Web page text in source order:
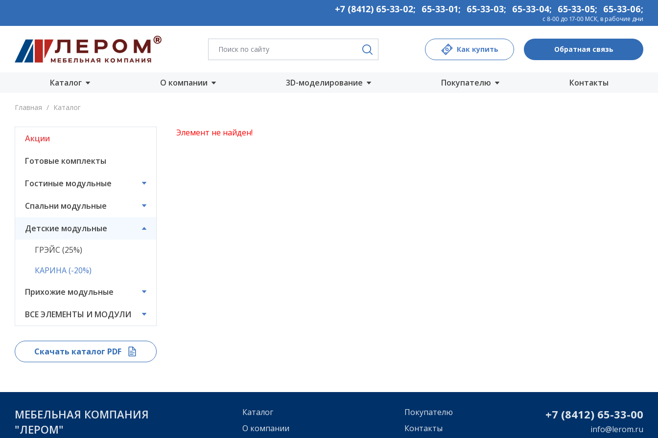
+7 (8412) 65-33-02; 65-33-01; 65-33-03; 65-33-04; 65-33-05; 65-33-06;
с 8-00 до 17-00 МСК, в рабочие дни
Как купить Обратная связь
Каталог
Акции
Детские модульные
Прихожие
ВСЕ ЭЛЕМЕНТЫ И
МОДУЛИ
О компании
3D-моделирование
Покупателю
Контакты
Главная / Каталог
Акции
Готовые комплекты
Гостиные модульные
Спальни модульные
Детские модульные
ГРЭЙС (25%)
КАРИНА (-20%)
Прихожие модульные
ВСЕ ЭЛЕМЕНТЫ И МОДУЛИ
Скачать каталог PDF
Элемент не найден!
МЕБЕЛЬНАЯ КОМПАНИЯ
"ЛЕРОМ"
Каталог
О компании
Покупателю
Контакты
+7 (8412) 65-33-00
info@lerom.ru